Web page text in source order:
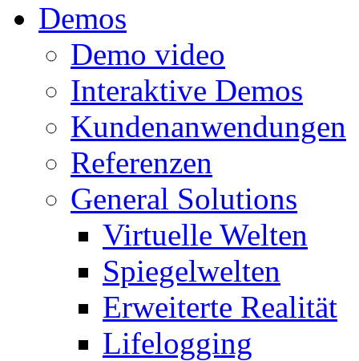
Demos
Demo video
Interaktive Demos
Kundenanwendungen
Referenzen
General Solutions
Virtuelle Welten
Spiegelwelten
Erweiterte Realität
Lifelogging